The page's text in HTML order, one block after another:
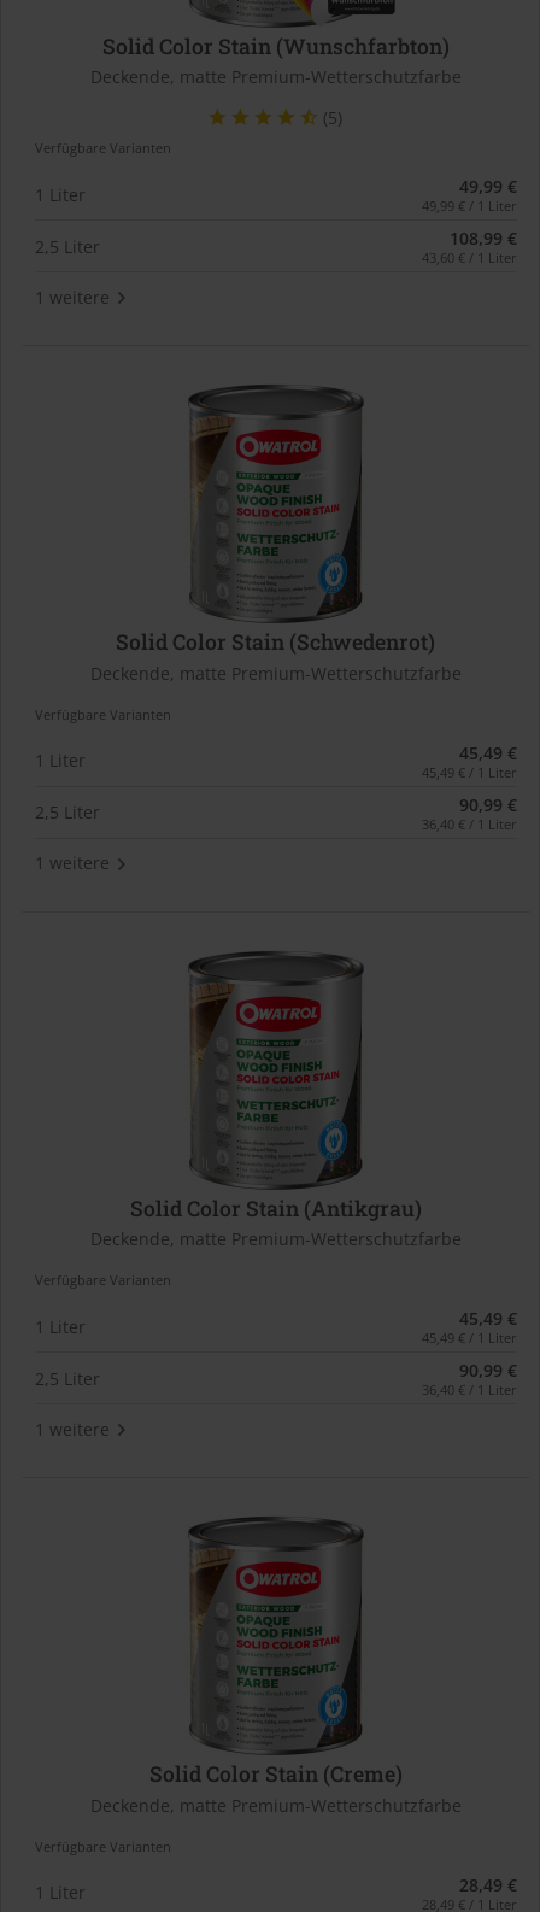
Solid Color Stain (Wunschfarbton)
Deckende, matte Premium-Wetterschutzfarbe
(5)
Verfügbare Varianten
1 Liter 49,99 €
49,99 € / 1 Liter
2,5 Liter 108,99 €
43,60 € / 1 Liter
1 weitere
Solid Color Stain (Schwedenrot)
Deckende, matte Premium-Wetterschutzfarbe
Verfügbare Varianten
1 Liter 45,49 €
45,49 € / 1 Liter
2,5 Liter 90,99 €
36,40 € / 1 Liter
1 weitere
Solid Color Stain (Antikgrau)
Deckende, matte Premium-Wetterschutzfarbe
Verfügbare Varianten
1 Liter 45,49 €
45,49 € / 1 Liter
2,5 Liter 90,99 €
36,40 € / 1 Liter
1 weitere
Solid Color Stain (Creme)
Deckende, matte Premium-Wetterschutzfarbe
Verfügbare Varianten
1 Liter 28,49 €
28,49 € / 1 Liter